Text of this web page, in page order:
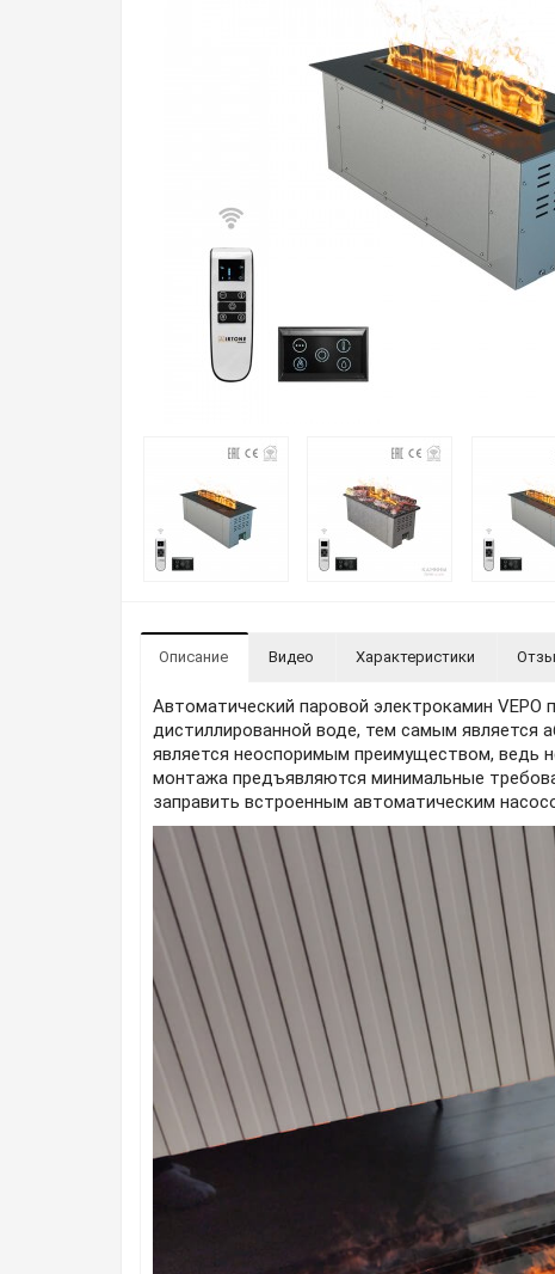
Описание Видео Характеристики
Автоматический паровой электрокамин
дистиллированной воде, тем самым является
является неоспоримым преимуществом, ведь
монтажа предъявляются минимальные
заправить встроенным автоматическим